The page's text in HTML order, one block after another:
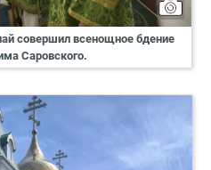
совершил всенощное бдение
Саровского.